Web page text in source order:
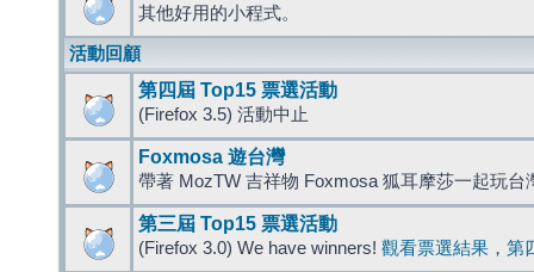
其他好用的小程式。
活動回顧
第四屆 Top15 票選活動
(Firefox 3.5) 活動中止
Foxmosa 遊台灣
帶著 MozTW 吉祥物 Foxmosa 狐耳摩莎一起玩台
第三屆 Top15 票選活動
(Firefox 3.0) We have winners! 觀看票選結果 ， 第